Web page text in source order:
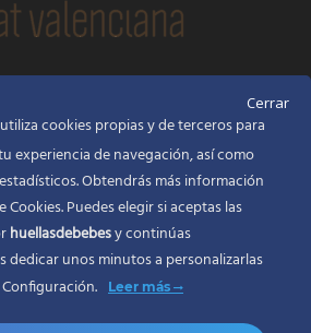
Valencia 46290
Cerrar
utiliza cookies propias y de terceros para
experiencia de navegación, así como
Obtendrás más información
Puedes elegir si aceptas las
huellasdebebesy continúas
dedicar unos minutos a personalizarlas
Leer más